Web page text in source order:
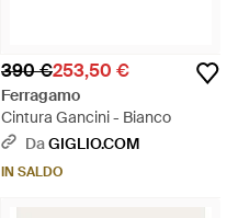
390 €253,50 €
Ferragamo
Cintura Gancini - Bianco
DaGIGLIO.COM
IN SALDO